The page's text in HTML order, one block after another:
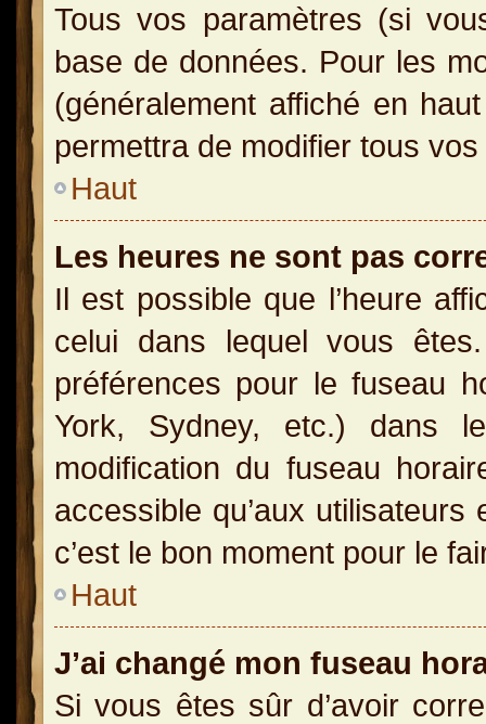
Tous vos paramètres (si
base de données. Pour les
(généralement affiché en
permettra de modifier tous
Haut
Les heures ne sont pas
Il est possible que l’heure
celui dans lequel vous
préférences pour le fuseau
York, Sydney, etc.) dans
modification du fuseau
accessible qu’aux
c’est le bon moment pour le
Haut
J’ai changé mon fuseau
Si vous êtes sûr d’avoir